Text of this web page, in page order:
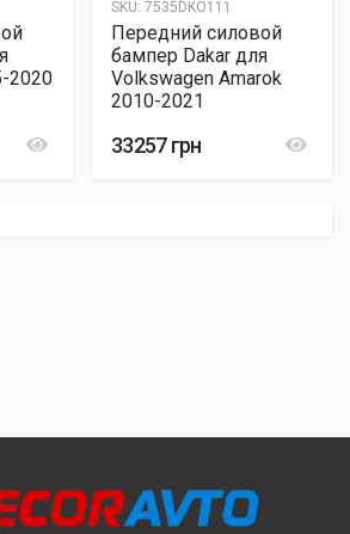
2020
SKU: 7535DKO111
Передний силовой
бампер Dakar для
Volkswagen Amarok
2010-2021
33257 грн